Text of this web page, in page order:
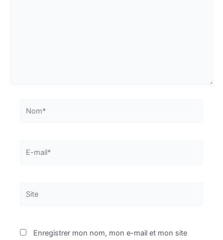
Enregistrer mon nom, mon e-mail et mon site